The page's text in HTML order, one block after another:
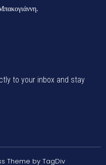
to your inbox and stay
Theme by TagDiv